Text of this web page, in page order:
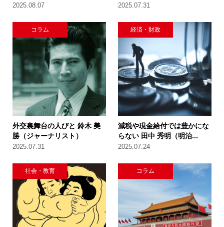
2025.08.07 2025.07.31
コラム
外交裏舞台の人びと 鈴木 美
勝（ジャーナリスト）
2025.07.31
経済・財政
減税や現金給付では豊かにな
らない 田中 秀明（明治...
2025.07.24
社会・教育 コラム